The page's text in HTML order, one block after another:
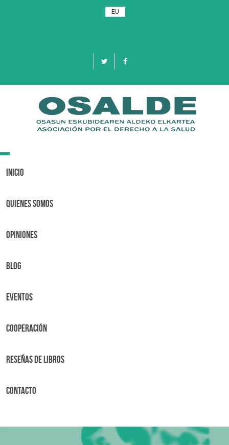
EU
Toggle
Inicio
Quienes Somos
OPINIONES
BLOG
Eventos
Cooperación
Reseñas de libros
Contacto